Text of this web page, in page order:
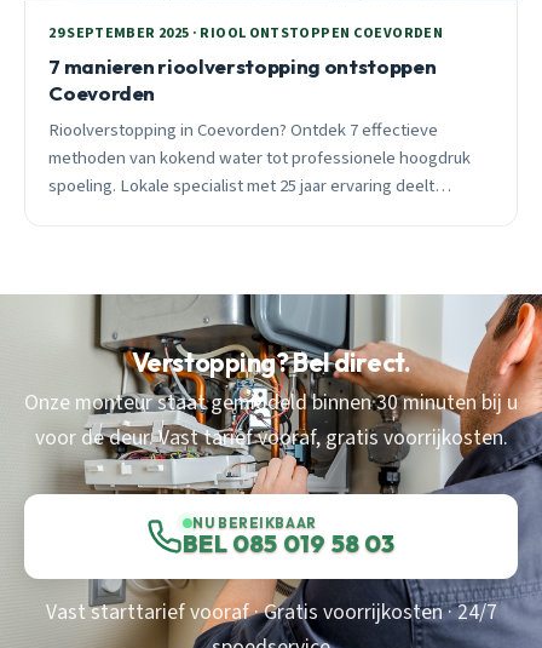
29 SEPTEMBER 2025 · RIOOL ONTSTOPPEN COEVORDEN
7 manieren rioolverstopping ontstoppen
Coevorden
Rioolverstopping in Coevorden? Ontdek 7 effectieve
methoden van kokend water tot professionele hoogdruk
spoeling. Lokale specialist met 25 jaar ervaring deelt
Verstopping? Bel direct.
Onze monteur staat gemiddeld binnen 30 minuten bij u
voor de deur. Vast tarief vooraf, gratis voorrijkosten.
NU BEREIKBAAR
BEL 085 019 58 03
Vast starttarief vooraf · Gratis voorrijkosten · 24/7